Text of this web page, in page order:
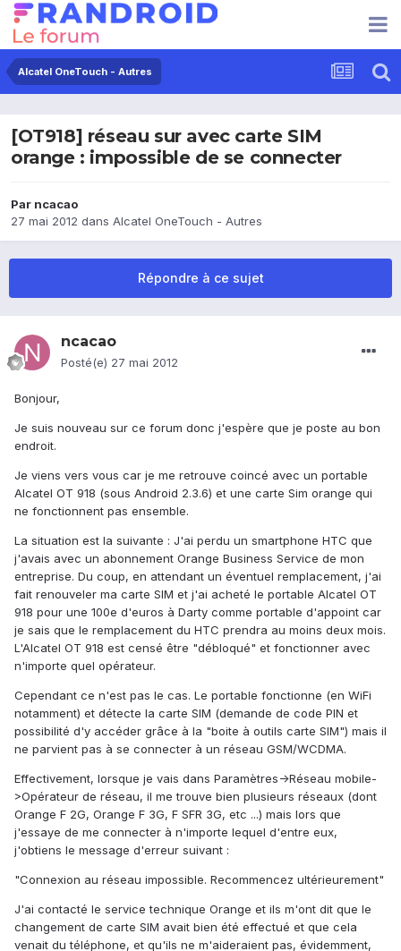
Alcatel OneTouch - Autres
[OT918] réseau sur avec carte SIM
orange : impossible de se connecter
Par ncacao
27 mai 2012 dans Alcatel OneTouch - Autres
Répondre à ce sujet
ncacao
Posté(e) 27 mai 2012
Bonjour,
Je suis nouveau sur ce forum donc j'espère que je poste au bon
endroit.
Je viens vers vous car je me retrouve coincé avec un portable
Alcatel OT 918 (sous Android 2.3.6) et une carte Sim orange qui
ne fonctionnent pas ensemble.
La situation est la suivante : J'ai perdu un smartphone HTC que
j'avais avec un abonnement Orange Business Service de mon
entreprise. Du coup, en attendant un éventuel remplacement, j'ai
fait renouveler ma carte SIM et j'ai acheté le portable Alcatel OT
918 pour une 100e d'euros à Darty comme portable d'appoint car
je sais que le remplacement du HTC prendra au moins deux mois.
L'Alcatel OT 918 est censé être "débloqué" et fonctionner avec
n'importe quel opérateur.
Cependant ce n'est pas le cas. Le portable fonctionne (en WiFi
notamment) et détecte la carte SIM (demande de code PIN et
possibilité d'y accéder grâce à la "boite à outils carte SIM") mais il
ne parvient pas à se connecter à un réseau GSM/WCDMA.
Effectivement, lorsque je vais dans Paramètres->Réseau mobile-
>Opérateur de réseau, il me trouve bien plusieurs réseaux (dont
Orange F 2G, Orange F 3G, F SFR 3G, etc ...) mais lors que
j'essaye de me connecter à n'importe lequel d'entre eux,
j'obtiens le message d'erreur suivant :
"Connexion au réseau impossible. Recommencez ultérieurement"
J'ai contacté le service technique Orange et ils m'ont dit que le
changement de carte SIM avait bien été effectué et que cela
venait du téléphone, et qu'ils ne m'aideraient pas, évidemment,